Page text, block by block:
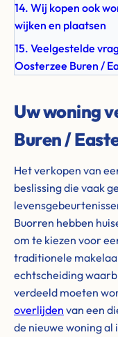
14. Wij kopen ook
wijken en plaatsen
15. Veelgestelde
Oosterzee Buren /
Uw woning
Buren /
Het verkopen van
beslissing die vaak
Buorren hebben
om te kiezen voor
traditionele
echtscheiding
verdeeld moeten
overlijden van een
de nieuwe woning al